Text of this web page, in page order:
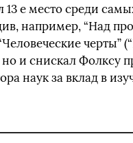
13 е место среди
например, “Над
черты”
и снискал Фолксу
наук за вклад в